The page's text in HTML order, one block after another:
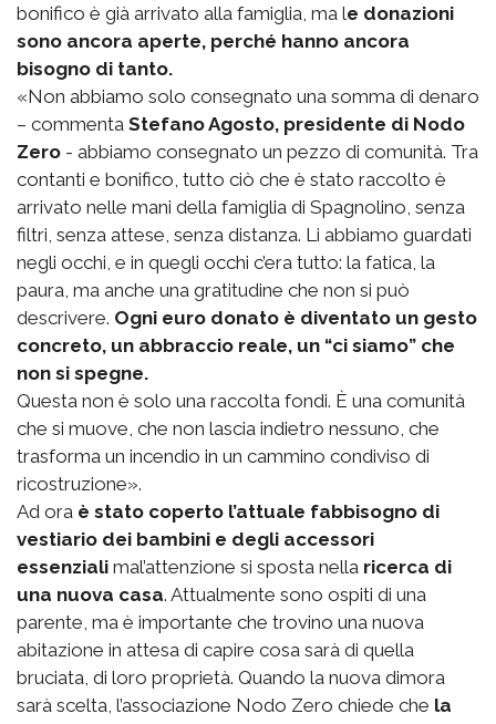
bonifico è già arrivato alla famiglia, ma le donazioni
sono ancora aperte, perché hanno ancora
bisogno di tanto.
«Non abbiamo solo consegnato una somma di denaro
– commenta Stefano Agosto, presidente di Nodo
Zero - abbiamo consegnato un pezzo di comunità. Tra
contanti e bonifico, tutto ciò che è stato raccolto è
arrivato nelle mani della famiglia di Spagnolino, senza
filtri, senza attese, senza distanza. Li abbiamo guardati
negli occhi, e in quegli occhi c’era tutto: la fatica, la
paura, ma anche una gratitudine che non si può
descrivere. Ogni euro donato è diventato un gesto
concreto, un abbraccio reale, un “ci siamo” che
non si spegne.
Questa non è solo una raccolta fondi. È una comunità
che si muove, che non lascia indietro nessuno, che
trasforma un incendio in un cammino condiviso di
ricostruzione».
Ad ora è stato coperto l’attuale fabbisogno di
vestiario dei bambini e degli accessori
essenziali mal’attenzione si sposta nella ricerca di
una nuova casa. Attualmente sono ospiti di una
parente, ma è importante che trovino una nuova
abitazione in attesa di capire cosa sarà di quella
bruciata, di loro proprietà. Quando la nuova dimora
sarà scelta, l’associazione Nodo Zero chiede che la